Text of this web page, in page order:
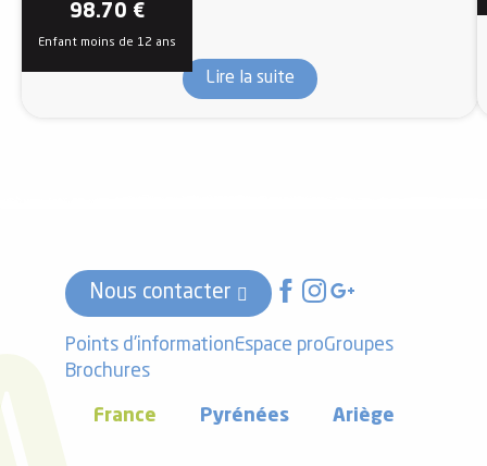
98.70 €
Enfant moins de 12 ans
Lire la suite
Nous contacter
Points d'informationEspace proGroupes
Brochures
France Pyrénées Ariège